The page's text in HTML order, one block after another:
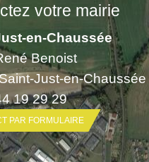
votre mairie
en-Chaussée
Benoist
Just-en-Chaussée
19 29 29
PAR FORMULAIRE